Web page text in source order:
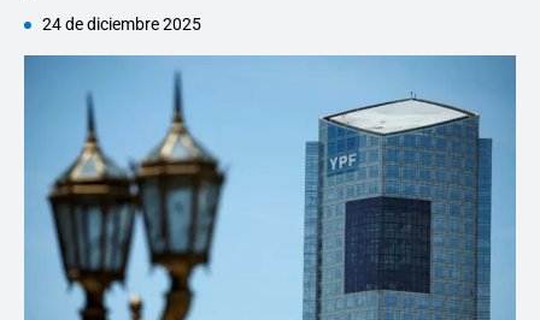
24 de diciembre 2025